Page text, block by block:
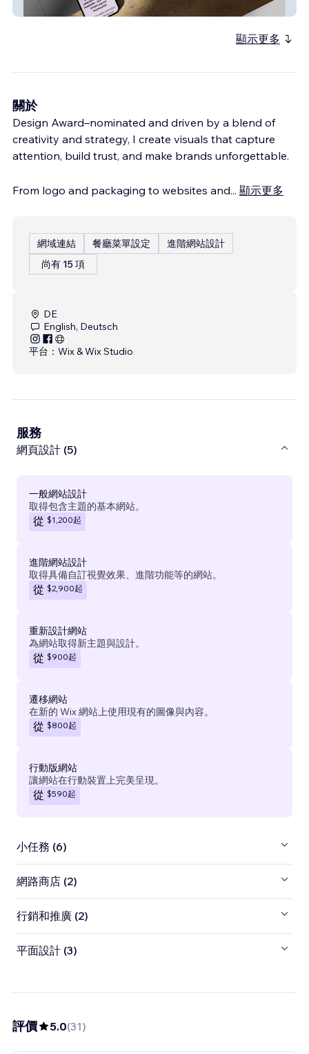
made by prinz
顯示更多
關於
Design Award–nominated and driven by a blend of
creativity and strategy, I create visuals that capture
attention, build trust, and make brands unforgettable.
From logo and packaging to websites and... 顯示更多
網域連結 餐廳菜單設定
進階網站設計
尚有 15 項
DE
English, Deutsch
平台： Wix & Wix Studio
服務
網頁設計 (5)
一般網站設計
取得包含主題的基本網站。
從 $1,200起
進階網站設計
取得具備自訂視覺效果、進階功能等的網站。
從 $2,900起
重新設計網站
為網站取得新主題與設計。
從 $900起
遷移網站
在新的 Wix 網站上使用現有的圖像與內容。
從 $800起
行動版網站
讓網站在行動裝置上完美呈現。
從 $590起
小任務 (6)
網路商店 (2)
行銷和推廣 (2)
平面設計 (3)
評價 5.0(31)